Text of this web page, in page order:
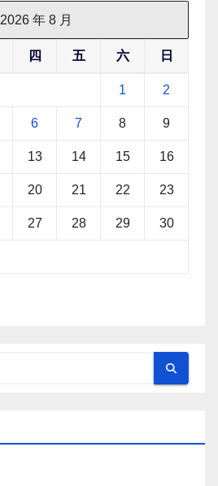
2026 年 8 月
四 五 六 日
1 2
6 7 8 9
13 14 15 16
20 21 22 23
27 28 29 30